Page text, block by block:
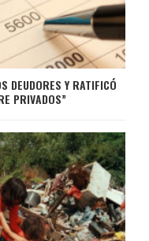
DEUDORES Y RATIFICÓ
PRIVADOS”